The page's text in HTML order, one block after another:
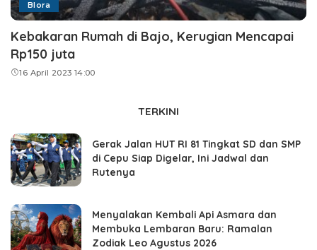
Blora
Kebakaran Rumah di Bajo, Kerugian Mencapai
Rp150 juta
16 April 2023 14:00
TERKINI
Gerak Jalan HUT RI 81 Tingkat SD dan SMP
di Cepu Siap Digelar, Ini Jadwal dan
Rutenya
Menyalakan Kembali Api Asmara dan
Membuka Lembaran Baru: Ramalan
Zodiak Leo Agustus 2026